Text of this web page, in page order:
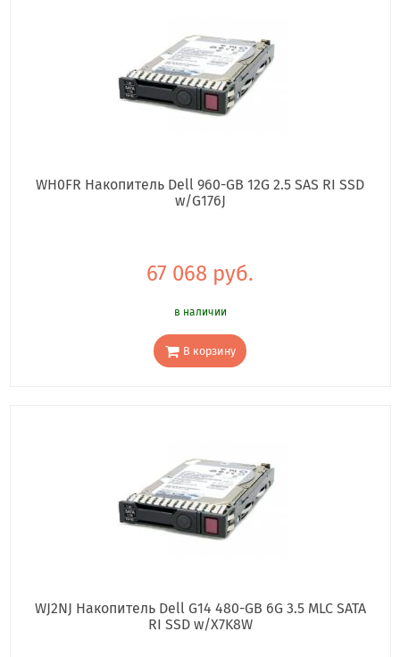
WH0FR Накопитель Dell 960-GB 12G 2.5 SAS RI SSD
w/G176J
67 068 руб.
в наличии
В корзину
WJ2NJ Накопитель Dell G14 480-GB 6G 3.5 MLC SATA
RI SSD w/X7K8W